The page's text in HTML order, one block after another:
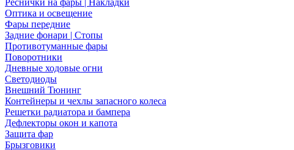
Реснички на фары | Накладки
Оптика и освещение
Фары передние
Задние фонари | Стопы
Противотуманные фары
Поворотники
Дневные ходовые огни
Светодиоды
Внешний Тюнинг
Контейнеры и чехлы запасного колеса
Решетки радиатора и бампера
Дефлекторы окон и капота
Защита фар
Брызговики